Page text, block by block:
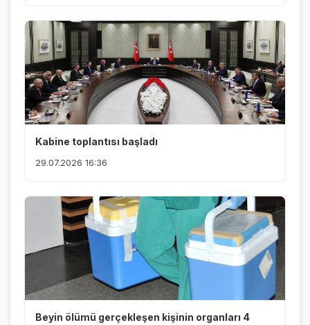
Kabine toplantısı başladı
29.07.2026 16:36
Beyin ölümü gerçekleşen kişinin organları 4